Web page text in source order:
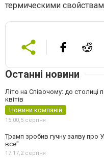
термическими
Останні новини
Літо на Співочому: до столиці
квітів
Новини компаній
15:00,5 серпня
Трамп зробив гучну заяву про
все"
17:17,2 серпня